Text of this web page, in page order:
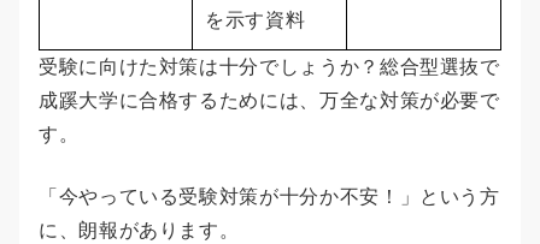
を示す資料
受験に向けた対策は十分でしょうか？総合型選抜で
成蹊大学に合格するためには、万全な対策が必要で
す。
「今やっている受験対策が十分か不安！」という方
に、朗報があります。